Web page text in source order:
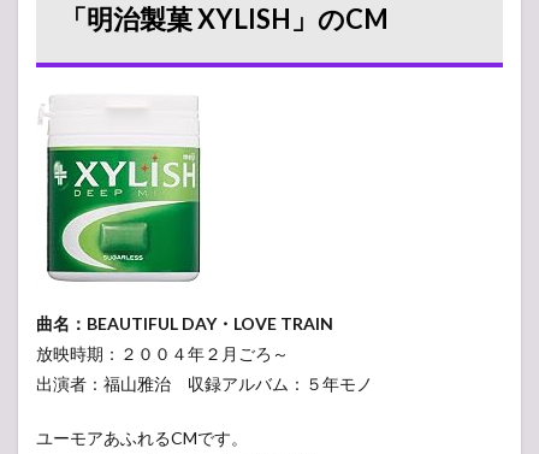
「明治製菓 XYLISH」のCM
曲名：BEAUTIFUL DAY・LOVE TRAIN
放映時期：２００４年２月ごろ～
出演者：福山雅治 収録アルバム：５年モノ
ユーモアあふれるCMです。